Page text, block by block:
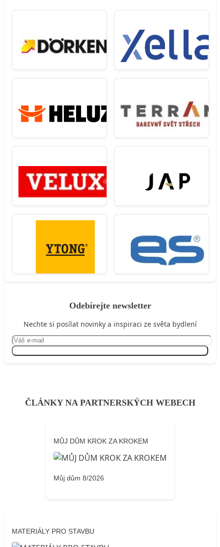
Odebírejte newsletter
Nechte si posílat novinky a inspiraci ze světa bydlení
ČLÁNKY NA PARTNERSKÝCH WEBECH
MŮJ DŮM KROK ZA KROKEM
Můj dům 8/2026
MATERIÁLY PRO STAVBU